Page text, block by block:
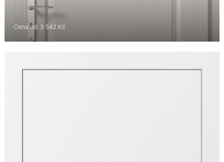
Cena od: 3 542 Kč